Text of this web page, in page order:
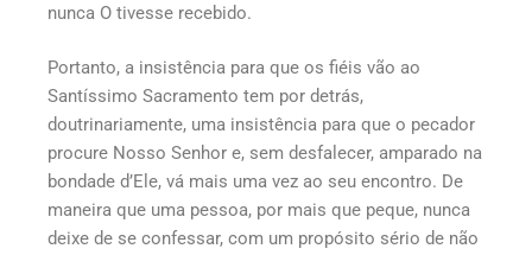
nunca O tivesse recebido.
Portanto, a insistência para que os fiéis vão ao
Santíssimo Sacramento tem por detrás,
doutrinariamente, uma insistência para que o pecador
procure Nosso Senhor e, sem desfalecer, amparado na
bondade d’Ele, vá mais uma vez ao seu encontro. De
maneira que uma pessoa, por mais que peque, nunca
deixe de se confessar, com um propósito sério de não